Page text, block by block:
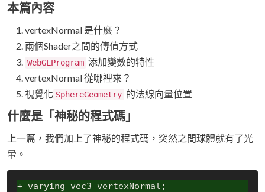
本篇內容
vertexNormal 是什麼？
兩個Shader之間的傳值方式
WebGLProgram 添加變數的特性
vertexNormal 從哪裡來？
視覺化 SphereGeometry 的法線向量位置
什麼是「神秘的程式碼」
上一篇，我們加上了神秘的程式碼，突然之間球體就有了光
暈。
+ varying vec3 vertexNormal;